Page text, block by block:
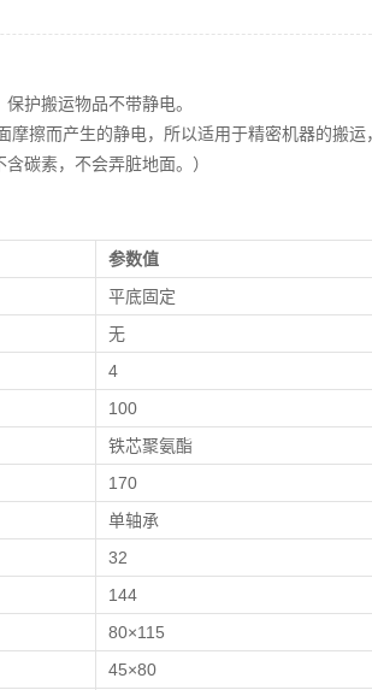
护搬运物品不带静电。
摩擦而产生的静电，所以适用于精密机器的搬运
含碳素，不会弄脏地面。）
参数值
平底固定
无
4
100
铁芯聚氨酯
170
单轴承
32
144
80×115
45×80